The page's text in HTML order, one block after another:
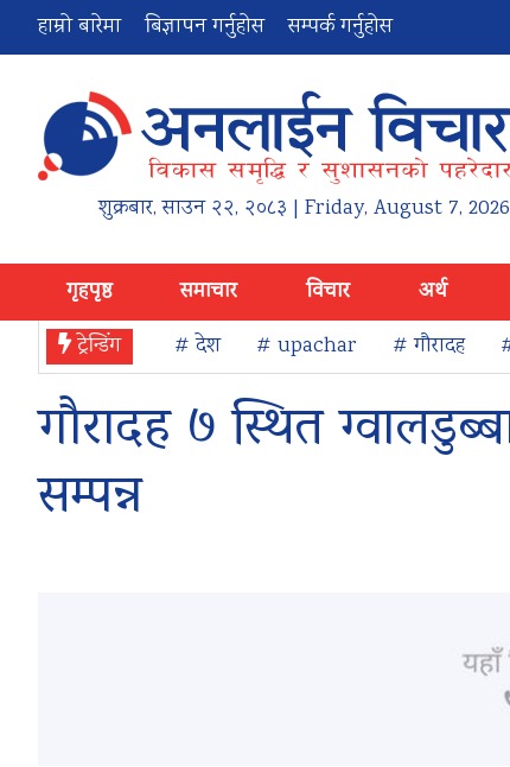
हाम्रो बारेमा बिज्ञापन गर्नुहोस सम्पर्क गर्नुहोस
शुक्रबार,साउन २२, २०८३ | Friday, August 7, 2026
गृहपृष्ठ समाचार विचार अर्थ
ट्रेन्डिंग
# देश # upachar # गौरादह
गौरादह ७ स्थित
सम्पन्न